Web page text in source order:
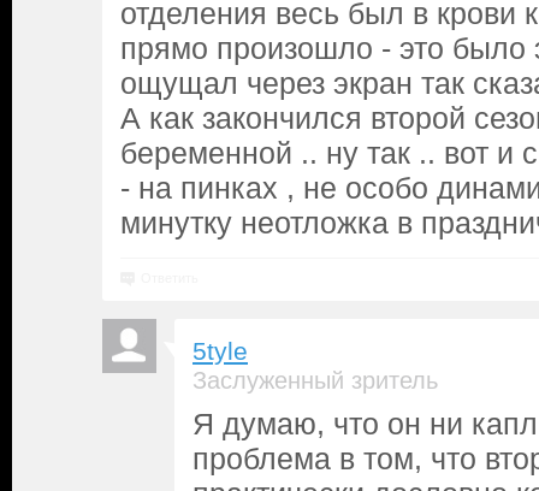
отделения весь был в крови
прямо произошло - это было
ощущал через экран так
А как закончился второй
беременной .. ну так .. вот и
- на пинках , не особо
минутку неотложка в
5tyle
Заслуженный зритель
Я думаю, что он ни
проблема в том, что